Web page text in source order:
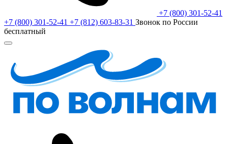
+7 (800) 301-52-41
+7 (800) 301-52-41 +7 (812) 603-83-31 Звонок по России
бесплатный